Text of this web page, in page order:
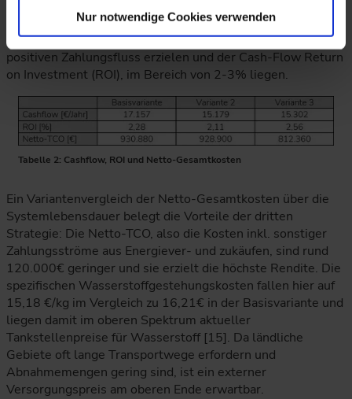
Nur notwendige Cookies verwenden
Die folgende Tabelle zeigt, dass alle Varianten einen
positiven Zahlungsfluss erzielen und der Cash-Flow Return
on Investment (ROI), im Bereich von 2-3% liegen.
Tabelle 2: Cashflow, ROI und Netto-Gesamtkosten
Ein Variantenvergleich der Netto-Gesamtkosten über die
Systemlebensdauer belegt die Vorteile der dritten
Strategie: Die Netto-TCO, also die Kosten inkl. sonstiger
Zahlungsströme aus Energiever- und zukäufen, sind rund
120.000€ geringer und sie erzielt die höchste Rendite. Die
spezifischen Wasserstoffgestehungskosten fallen hier auf
15,18 €/kg im Vergleich zu 16,21€ in der Basisvariante und
liegen damit im oberen Spektrum aktueller
Tankstellenpreise für Wasserstoff [15]. Da ländliche
Gebiete oft lange Transportwege erfordern und
Abnahmemengen gering sind, ist ein externer
Versorgungspreis am oberen Ende erwartbar.